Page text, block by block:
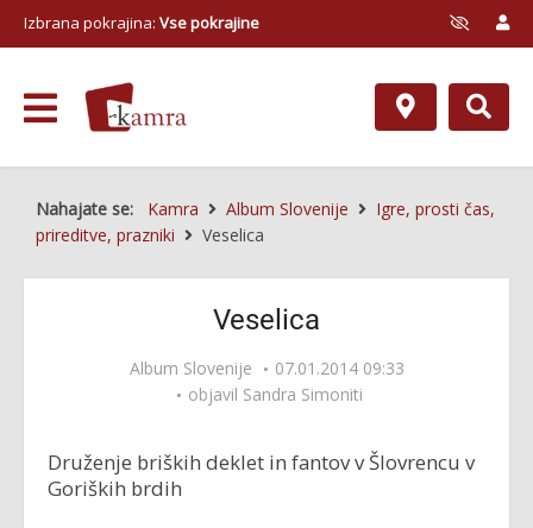
Izbrana pokrajina: Vse pokrajine
Nahajate se: Kamra Album Slovenije
Igre, prosti čas,
prireditve, prazniki
Veselica
Veselica
Album Slovenije
07.01.2014 09:33
objavil Sandra Simoniti
Druženje briških deklet in fantov v Šlovrencu v
Goriških brdih